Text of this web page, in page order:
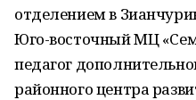
отделением в
Юго-восточный МЦ
педагог
районного центра